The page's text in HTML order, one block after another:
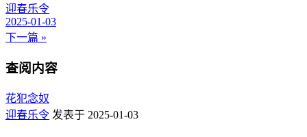
迎春乐令
2025-01-03
下一篇 »
查阅内容
花犯念奴
迎春乐令 发表于 2025-01-03